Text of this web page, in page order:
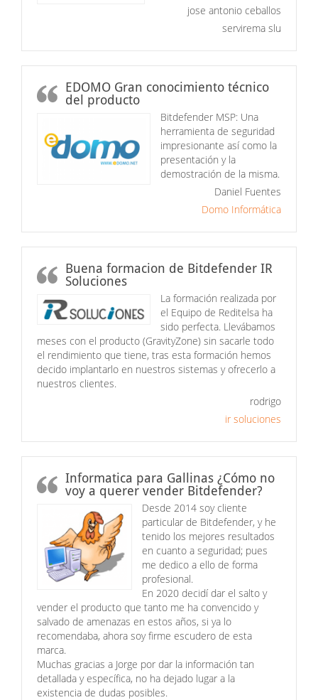
jose antonio ceballos
servirema slu
EDOMO Gran conocimiento técnico
del producto
Bitdefender MSP: Una
herramienta de seguridad
impresionante así como la
presentación y la
demostración de la misma.
Daniel Fuentes
Domo Informática
Buena formacion de Bitdefender IR
Soluciones
La formación realizada por
el Equipo de Reditelsa ha
sido perfecta. Llevábamos
meses con el producto (GravityZone) sin sacarle todo
el rendimiento que tiene, tras esta formación hemos
decido implantarlo en nuestros sistemas y ofrecerlo a
nuestros clientes.
rodrigo
ir soluciones
Informatica para Gallinas ¿Cómo no
voy a querer vender Bitdefender?
Desde 2014 soy cliente
particular de Bitdefender, y he
tenido los mejores resultados
en cuanto a seguridad; pues
me dedico a ello de forma
profesional.
En 2020 decidí dar el salto y
vender el producto que tanto me ha convencido y
salvado de amenazas en estos años, si ya lo
recomendaba, ahora soy firme escudero de esta
marca.
Muchas gracias a Jorge por dar la información tan
detallada y específica, no ha dejado lugar a la
existencia de dudas posibles.